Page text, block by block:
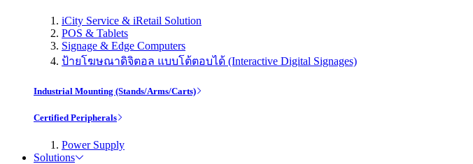
iCity Service & iRetail Solution
POS & Tablets
Signage & Edge Computers
ป้ายโฆษณาดิจิตอล แบบโต้ตอบได้ (Interactive Digital Signages)
Industrial Mounting (Stands/Arms/Carts)
Certified Peripherals
Power Supply
Solutions